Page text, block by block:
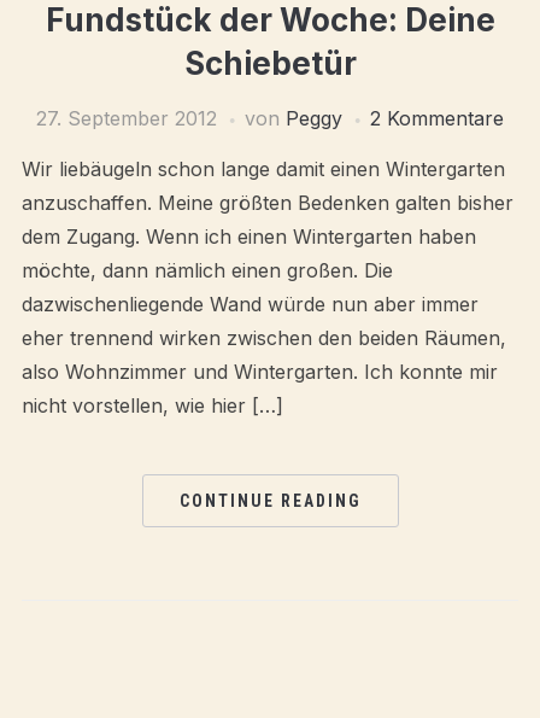
Fundstück der Woche: Deine
Schiebetür
27. September 2012 von Peggy 2 Kommentare
Wir liebäugeln schon lange damit einen Wintergarten
anzuschaffen. Meine größten Bedenken galten bisher
dem Zugang. Wenn ich einen Wintergarten haben
möchte, dann nämlich einen großen. Die
dazwischenliegende Wand würde nun aber immer
eher trennend wirken zwischen den beiden Räumen,
also Wohnzimmer und Wintergarten. Ich konnte mir
nicht vorstellen, wie hier […]
CONTINUE READING